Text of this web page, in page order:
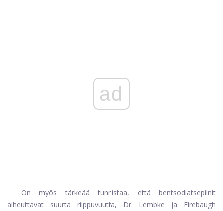
ad
On myös tärkeää tunnistaa, että bentsodiatsepiinit
aiheuttavat suurta riippuvuutta, Dr. Lembke ja Firebaugh